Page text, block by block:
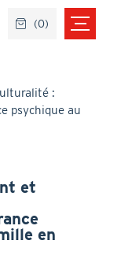
:
psychique au
et
en
(0)